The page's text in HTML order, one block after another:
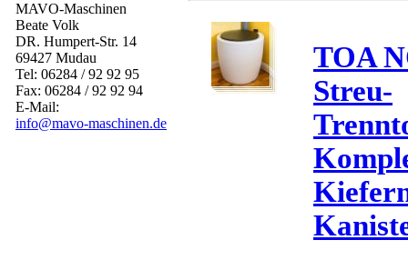
MAVO-Maschinen
Beate Volk
DR. Humpert-Str. 14
69427 Mudau
Tel: 06284 / 92 92 95
Fax: 06284 / 92 92 94
E-Mail:
info@mavo-maschinen.de
TOA
Streu-